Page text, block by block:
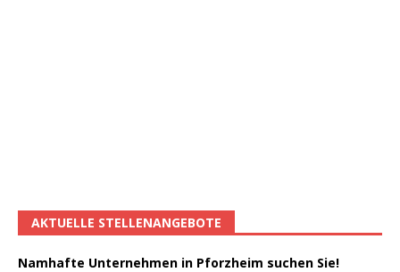
AKTUELLE STELLENANGEBOTE
Namhafte Unternehmen in Pforzheim suchen Sie!